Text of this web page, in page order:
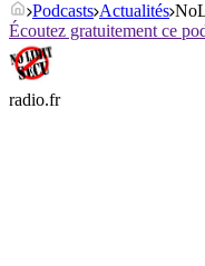
Podcasts Actualités
Écoutez gratuitement ce
radio.fr